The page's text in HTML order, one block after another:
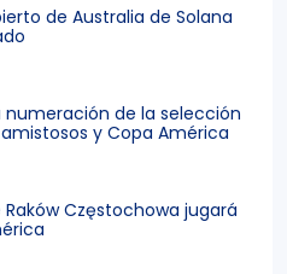
de Australia de Solana
numeración de la selección
y Copa América
Częstochowa jugará